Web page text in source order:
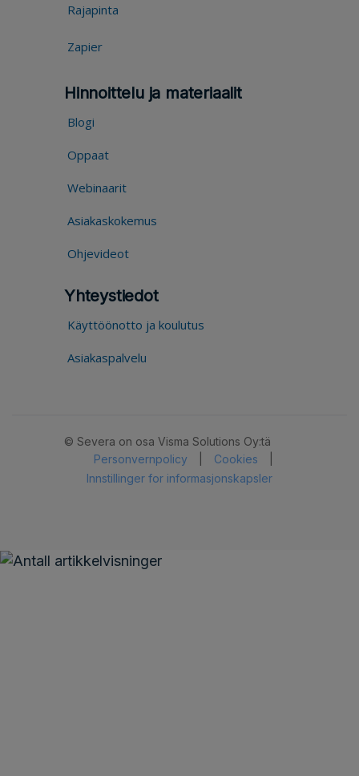
Rajapinta
Zapier
Hinnoittelu ja materiaalit
Blogi
Oppaat
Webinaarit
Asiakaskokemus
Ohjevideot
Yhteystiedot
Käyttöönotto ja koulutus
Asiakaspalvelu
© Severa on osa Visma Solutions Oy:tä
Personvernpolicy
Cookies
Innstillinger for informasjonskapsler